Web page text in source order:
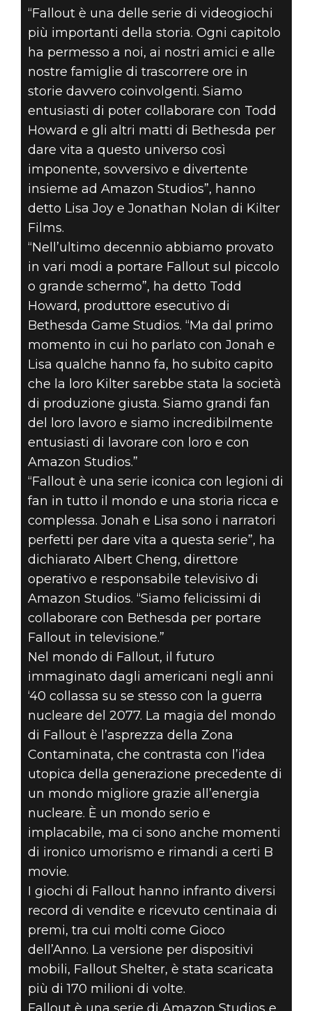
02 luglio 2020
KILTER FILMS
COLLABORA
CON AMAZON
STUDIOS PER
CREARE UNA
SERIE BASATA
SU FALLOUT
“Fallout è una delle serie di videogiochi
più importanti della storia. Ogni capitolo
ha permesso a noi, ai nostri amici e alle
nostre famiglie di trascorrere ore in
storie davvero coinvolgenti. Siamo
entusiasti di poter collaborare con Todd
Howard e gli altri matti di Bethesda per
dare vita a questo universo così
imponente, sovversivo e divertente
insieme ad Amazon Studios”, hanno
detto Lisa Joy e Jonathan Nolan di Kilter
Films.
“Nell’ultimo decennio abbiamo provato
in vari modi a portare Fallout sul piccolo
o grande schermo”, ha detto Todd
Howard, produttore esecutivo di
Bethesda Game Studios. “Ma dal primo
momento in cui ho parlato con Jonah e
Lisa qualche hanno fa, ho subito capito
che la loro Kilter sarebbe stata la società
di produzione giusta. Siamo grandi fan
del loro lavoro e siamo incredibilmente
entusiasti di lavorare con loro e con
Amazon Studios.”
“Fallout è una serie iconica con legioni di
fan in tutto il mondo e una storia ricca e
complessa. Jonah e Lisa sono i narratori
perfetti per dare vita a questa serie”, ha
dichiarato Albert Cheng, direttore
operativo e responsabile televisivo di
Amazon Studios. “Siamo felicissimi di
collaborare con Bethesda per portare
Fallout in televisione.”
Nel mondo di Fallout, il futuro
immaginato dagli americani negli anni
‘40 collassa su se stesso con la guerra
nucleare del 2077. La magia del mondo
di Fallout è l’asprezza della Zona
Contaminata, che contrasta con l’idea
utopica della generazione precedente di
un mondo migliore grazie all’energia
nucleare. È un mondo serio e
implacabile, ma ci sono anche momenti
di ironico umorismo e rimandi a certi B
movie.
I giochi di Fallout hanno infranto diversi
record di vendite e ricevuto centinaia di
premi, tra cui molti come Gioco
dell’Anno. La versione per dispositivi
mobili, Fallout Shelter, è stata scaricata
più di 170 milioni di volte.